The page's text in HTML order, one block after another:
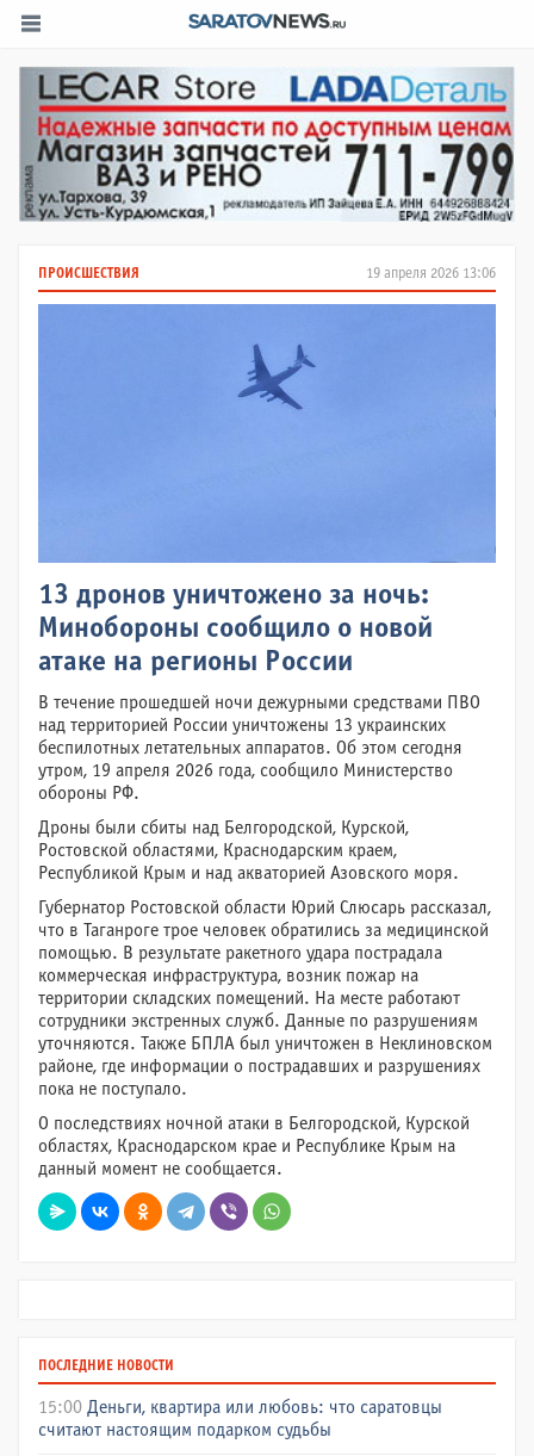
19 апреля 2026 13:06
ПРОИСШЕСТВИЯ
13 дронов уничтожено за ночь:
Минобороны сообщило о новой
атаке на регионы России
В течение прошедшей ночи дежурными средствами ПВО
над территорией России уничтожены 13 украинских
беспилотных летательных аппаратов. Об этом сегодня
утром, 19 апреля 2026 года, сообщило Министерство
обороны РФ.
Дроны были сбиты над Белгородской, Курской,
Ростовской областями, Краснодарским краем,
Республикой Крым и над акваторией Азовского моря.
Губернатор Ростовской области Юрий Слюсарь рассказал,
что в Таганроге трое человек обратились за медицинской
помощью. В результате ракетного удара пострадала
коммерческая инфраструктура, возник пожар на
территории складских помещений. На месте работают
сотрудники экстренных служб. Данные по разрушениям
уточняются. Также БПЛА был уничтожен в Неклиновском
районе, где информации о пострадавших и разрушениях
пока не поступало.
О последствиях ночной атаки в Белгородской, Курской
областях, Краснодарском крае и Республике Крым на
данный момент не сообщается.
ПОСЛЕДНИЕ НОВОСТИ
15:00 Деньги, квартира или любовь: что саратовцы
считают настоящим подарком судьбы